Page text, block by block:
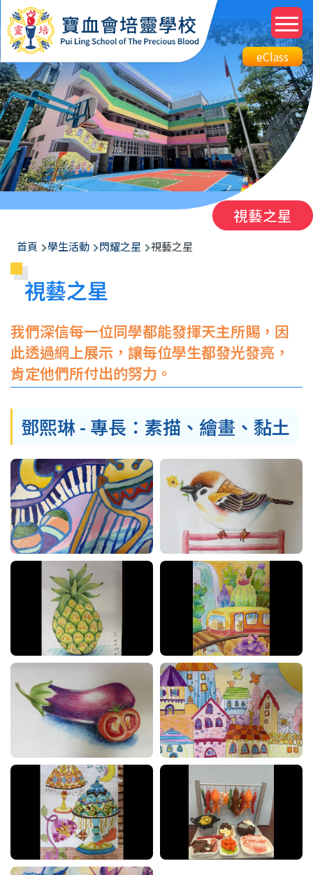
移至主內容
Top
eClass
Btn
eClass
視藝之星
導
航
連
首頁 學生活動 閃耀之星 視藝之星
視藝之星
我們深信每一位同學都能發揮天主所賜，因
此透過網上展示，讓每位學生都發光發亮，
肯定他們所付出的努力。
鄧熙琳 - 專長：素描、繪畫、黏土